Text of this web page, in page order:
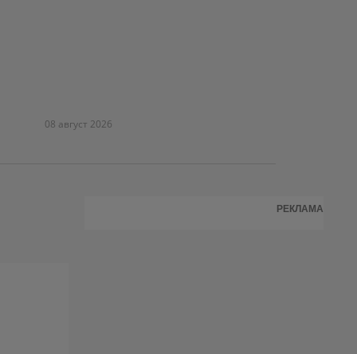
08 август 2026
РЕКЛАМА